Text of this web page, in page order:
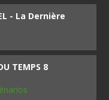
- La Dernière
TEMPS 8